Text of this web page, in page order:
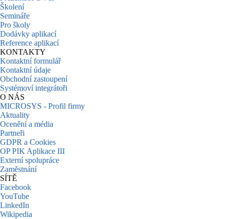
Školení
Semináře
Pro školy
Dodávky aplikací
Reference aplikací
KONTAKTY
Kontaktní formulář
Kontaktní údaje
Obchodní zastoupení
Systémoví integrátoři
O NÁS
MICROSYS - Profil firmy
Aktuality
Ocenění a média
Partneři
GDPR a Cookies
OP PIK Aplikace III
Externí spolupráce
Zaměstnání
SÍTĚ
Facebook
YouTube
LinkedIn
Wikipedia